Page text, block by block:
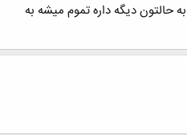
حالتون دیگه داره تموم میشه به